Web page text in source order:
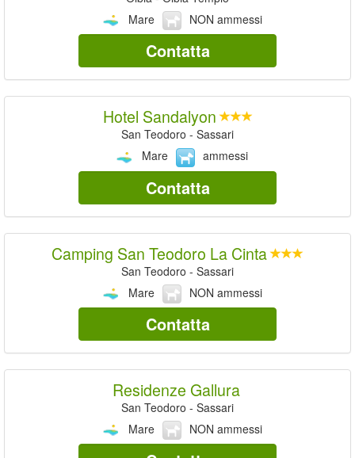
Mare
NON ammessi
Contatta
Hotel Sandalyon
San Teodoro - Sassari
Mare
ammessi
Contatta
Camping San Teodoro La Cinta
San Teodoro - Sassari
Mare
NON ammessi
Contatta
Residenze Gallura
San Teodoro - Sassari
Mare
NON ammessi